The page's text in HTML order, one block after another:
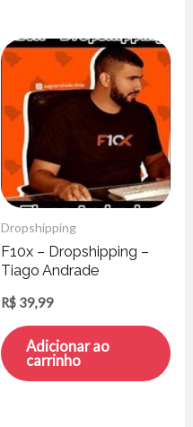
Dropshipping
F10x – Dropshipping –
Tiago Andrade
R$ 39,99
Adicionar ao
carrinho